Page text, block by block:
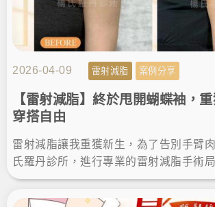
2026-04-09 雷射減脂 案例分享
【雷射減脂】終於甩開蝴蝶袖，
穿搭自由
雷射減脂讓我重獲新生，為了告別手臂
氏羅丹診所，進行專業的雷射減脂手術
成功瘦手臂，術後的減脂成果也讓我滿
穿上無袖上衣！